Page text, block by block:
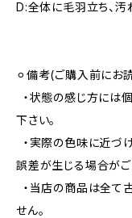
D:全体に毛羽立ち、汚
⚪︎備考(ご購入前にお
・状態の感じ方には
下さい。
・実際の色味に近づ
誤差が生じる場合がご
・当店の商品は全て
せん。